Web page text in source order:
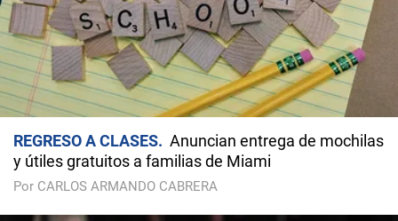
REGRESO A CLASES
Anuncian entrega de mochilas
y útiles gratuitos a familias de Miami
Por CARLOS ARMANDO CABRERA